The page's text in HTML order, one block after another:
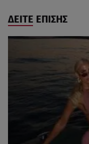
ΔΕΙΤΕ ΕΠΙΣΗΣ